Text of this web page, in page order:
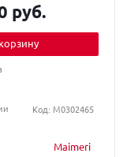
Maimeri
руб.
Код: M0302465